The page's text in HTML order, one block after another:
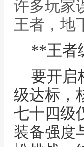
许多玩家
王者，地
**王者
要开启
级达标，
七十四级
装备强度